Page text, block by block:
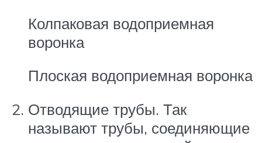
Колпаковая водоприемная
воронка
Плоская водоприемная воронка
Отводящие трубы. Так
называют трубы, соединяющие